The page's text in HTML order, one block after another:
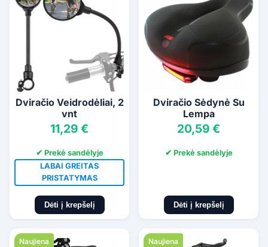
Dviračio Veidrodėliai, 2
vnt
11,29 €
✔ Prekė sandėlyje
LABAI GREITAS
PRISTATYMAS
Dėti į krepšelį
Dviračio Sėdynė Su
Lempa
20,59 €
✔ Prekė sandėlyje
Dėti į krepšelį
Naujiena Naujiena